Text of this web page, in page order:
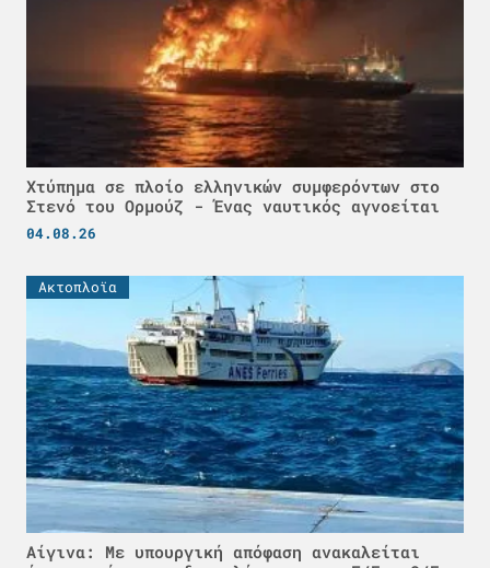
Χτύπημα σε πλοίο ελληνικών συμφερόντων στο
Στενό του Ορμούζ - Ένας ναυτικός αγνοείται
04.08.26
Ακτοπλοϊα
Αίγινα: Με υπουργική απόφαση ανακαλείται